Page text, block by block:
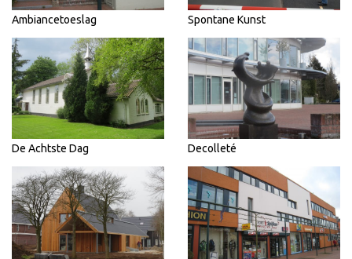
Ambiancetoeslag Spontane Kunst
De Achtste Dag Decolleté